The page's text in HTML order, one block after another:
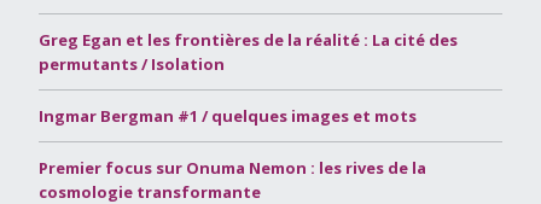
Greg Egan et les frontières de la réalité : La cité des
permutants / Isolation
Ingmar Bergman #1 / quelques images et mots
Premier focus sur Onuma Nemon : les rives de la
cosmologie transformante